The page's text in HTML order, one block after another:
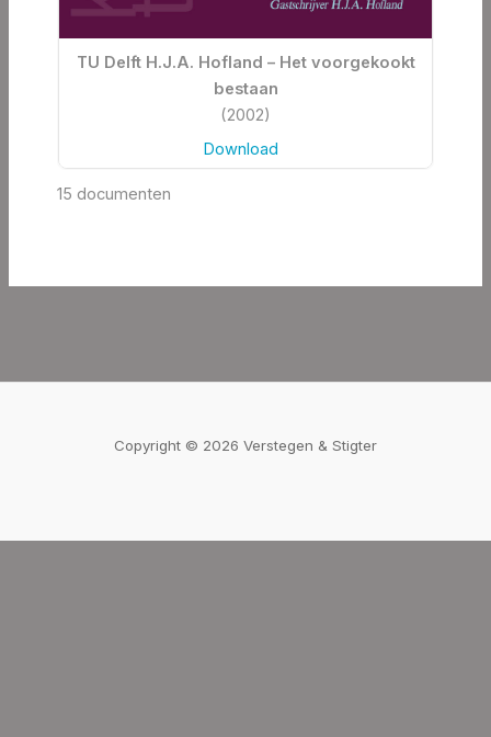
TU Delft H.J.A. Hofland – Het voorgekookt
bestaan
(2002)
Download
15 documenten
Copyright © 2026 Verstegen & Stigter